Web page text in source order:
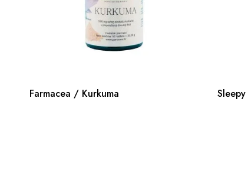
Farmacea / Kurkuma